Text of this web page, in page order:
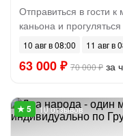
Отправиться в гости
каньона и
10 авг в 08:00 11 авг в
63 000 ₽ 70 000 ₽ за
10 отзывов